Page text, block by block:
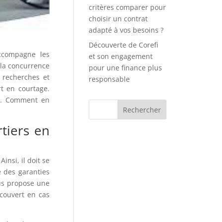
les
concurrence
et
en courtage.
Comment en
en
il doit se
garanties
propose une
en cas
critères comparer pour
choisir un contrat
adapté à vos besoins ?
Découverte de Corefi
et son engagement
pour une finance plus
responsable